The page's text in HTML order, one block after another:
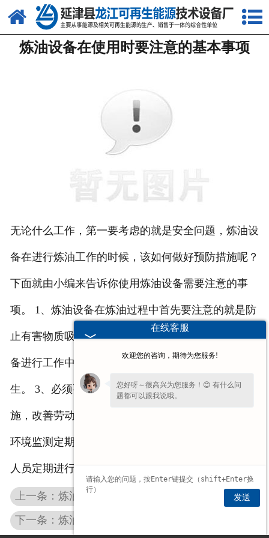
网站首页
关于我们
资质荣誉
联系我们
炼油设备在使用时要注意的基本事项
无论什么工作，第一要考虑的就是安全问题，炼油设
备在进行炼油工作的时候，该如何做好预防措施呢？
下面就由小编来告诉你使用炼油设备需要注意的事
项。 1、炼油设备在炼油过程中首先要注意的就是防
止有害物质吸入人体对人体产生危害。 2、在炼油设
备进行工作中，必须要留心注意防灼烧或烫伤情况发
生。 3、必须要按照国家规定不断完善其劳动保护措
施，改善劳动条件与工作环境。 4、必须要有专业的
环境监测定期对生产作业环境进行监测。 5、对工作
人员定期进行体检以及职业病的防治工作。
上一条：炼油设备该如何维护
下一条：炼油设备的腐蚀介质具有什么特性
在线客服
欢迎您的咨询，期待为您服务!
您好呀～很高兴为您服务！😊 有什么问
题都可以跟我说哦。
发送